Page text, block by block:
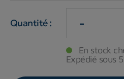
Quantité : -
En stock
Expédié sous